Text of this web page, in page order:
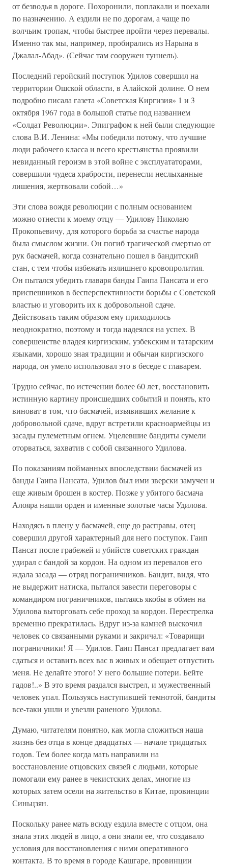
от безводья в дороге. Похоронили, поплакали и поехали
по назначению. А ездили не по дорогам, а чаще по
волчьим тропам, чтобы быстрее пройти через перевалы.
Именно так мы, например, пробирались из Нарына в
Джалал-Абад». (Сейчас там сооружен туннель).
Последний геройский поступок Удилов совершил на
территории Ошской области, в Алайской долине. О нем
подробно писала газета «Советская Киргизия» 1 и 3
октября 1967 года в большой статье под названием
«Солдат Революции». Эпиграфом к ней были следующие
слова В.И. Ленина: «Мы победили потому, что лучшие
люди рабочего класса и всего крестьянства проявили
невиданный героизм в этой войне с эксплуататорами,
совершили чудеса храбрости, перенесли неслыханные
лишения, жертвовали собой…»
Эти слова вождя революции с полным основанием
можно отнести к моему отцу — Удилову Николаю
Прокопьевичу, для которого борьба за счастье народа
была смыслом жизни. Он погиб трагической смертью от
рук басмачей, когда сознательно пошел в бандитский
стан, с тем чтобы избежать излишнего кровопролития.
Он пытался убедить главаря банды Гаипа Пансата и его
приспешников в бесперспективности борьбы с Советской
властью и уговорить их к добровольной сдаче.
Действовать таким образом ему приходилось
неоднократно, поэтому и тогда надеялся на успех. В
совершенстве владея киргизским, узбекским и татарским
языками, хорошо зная традиции и обычаи киргизского
народа, он умело использовал это в беседе с главарем.
Трудно сейчас, по истечении более 60 лет, восстановить
истинную картину происшедших событий и понять, кто
виноват в том, что басмачей, изъявивших желание к
добровольной сдаче, вдруг встретили красноармейцы из
засады пулеметным огнем. Уцелевшие бандиты сумели
оторваться, захватив с собой связанного Удилова.
По показаниям пойманных впоследствии басмачей из
банды Гаипа Пансата, Удилов был ими зверски замучен и
еще живым брошен в костер. Позже у убитого басмача
Алояра нашли орден и именные золотые часы Удилова.
Находясь в плену у басмачей, еще до расправы, отец
совершил другой характерный для него поступок. Гаип
Пансат после грабежей и убийств советских граждан
удирал с бандой за кордон. На одном из перевалов его
ждала засада — отряд пограничников. Бандит, видя, что
не выдержит натиска, пытался завести переговоры с
командиром пограничников, пытаясь якобы в обмен на
Удилова выторговать себе проход за кордон. Перестрелка
временно прекратилась. Вдруг из-за камней выскочил
человек со связанными руками и закричал: «Товарищи
пограничники! Я — Удилов. Гаип Пансат предлагает вам
сдаться и оставить всех вас в живых и обещает отпустить
меня. Не делайте этого! У него большие потери. Бейте
гадов!..» В это время раздался выстрел, и мужественный
человек упал. Пользуясь наступившей темнотой, бандиты
все-таки ушли и увезли раненого Удилова.
Думаю, читателям понятно, как могла сложиться наша
жизнь без отца в конце двадцатых — начале тридцатых
годов. Тем более когда мать направили на
восстановление отцовских связей с людьми, которые
помогали ему ранее в чекистских делах, многие из
которых затем осели на жительство в Китае, провинции
Синьцзян.
Поскольку ранее мать всюду ездила вместе с отцом, она
знала этих людей в лицо, а они знали ее, что создавало
условия для восстановления с ними оперативного
контакта. В то время в городе Кашгаре, провинции